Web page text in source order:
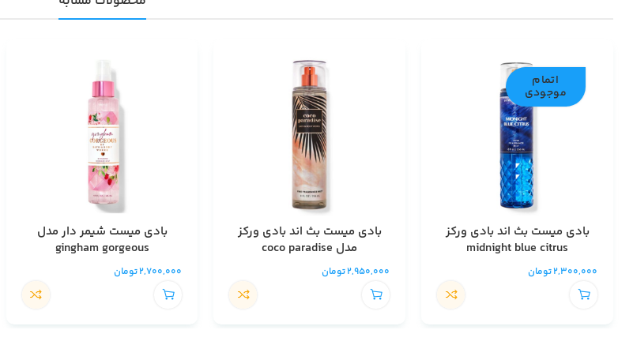
اتمام
موجودی
بادی میست بث اند بادی ورکز
midnight blue citrus
2,300,000تومان
بادی میست بث اند بادی ورکز
مدل coco paradise
2,950,000تومان
بادی میست شیمر دار مدل
gingham gorgeous
2,700,000تومان